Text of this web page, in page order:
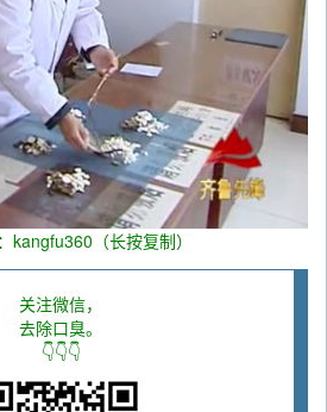
kangfu360（长按复制）
关注微信，
去除口臭。
👇👇👇